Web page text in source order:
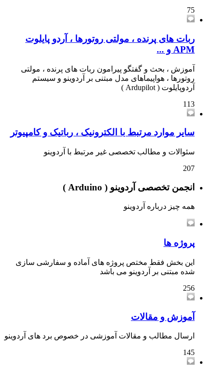
75
ربات های پرنده ، مولتی روتورها ، آردو پایلوت
APM و ...
آموزش ، بحث و گفتگو پیرامون ربات های پرنده ، مولتی
روتورها ، هواپیماهای مدل مبتنی بر آردوینو و سیستم
آردوپایلوت ( Ardupilot )
113
سایر موارد مرتبط با الکترونیک ، رباتیک و کامپیوتر
سئوالات و مطالب تخصصی غیر مرتبط با آردوینو
207
انجمن تخصصی آردوینو ( Arduino )
همه چیز درباره آردوینو
پروژه ها
این بخش فقط مختص پروژه های آماده و سفارشی سازی
شده مبتنی بر آردوینو می باشد
256
آموزش و مقالات
ارسال مطالب و مقالات آموزشی در خصوص برد های آردوینو
145